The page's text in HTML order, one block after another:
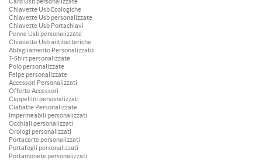
Chiavette Usb Ecologiche
Chiavette Usb personalizzate
Chiavette Usb Portachiavi
Penne Usb personalizzate
Chiavette Usb antibatteriche
Abbigliamento Personalizzato
T-Shirt personalizzate
Polo personalizzate
Felpe personalizzate
Accessori Personalizzati
Offerte Accessori
Cappellini personalizzati
Ciabatte Personalizzate
Impermeabili personalizzati
Occhiali personalizzati
Orologi personalizzati
Portacarte personalizzati
Portafogli personalizzati
Portamonete personalizzati